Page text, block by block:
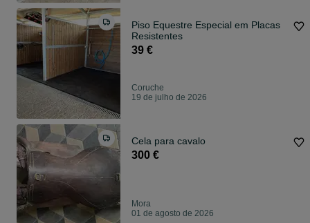
Piso Equestre Especial em Placas
Resistentes
39 €
Coruche
19 de julho de 2026
Cela para cavalo
300 €
Mora
01 de agosto de 2026